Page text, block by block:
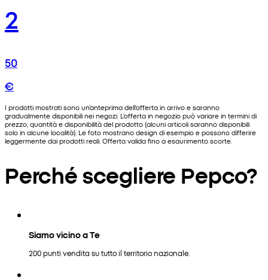
2
50
€
I prodotti mostrati sono un'anteprima dell'offerta in arrivo e saranno
gradualmente disponibili nei negozi. L'offerta in negozio può variare in termini di
prezzo, quantità e disponibilità del prodotto (alcuni articoli saranno disponibili
solo in alcune località). Le foto mostrano design di esempio e possono differire
leggermente dai prodotti reali. Offerta valida fino a esaurimento scorte.
Perché scegliere Pepco?
Siamo vicino a Te
200 punti vendita su tutto il territorio nazionale.